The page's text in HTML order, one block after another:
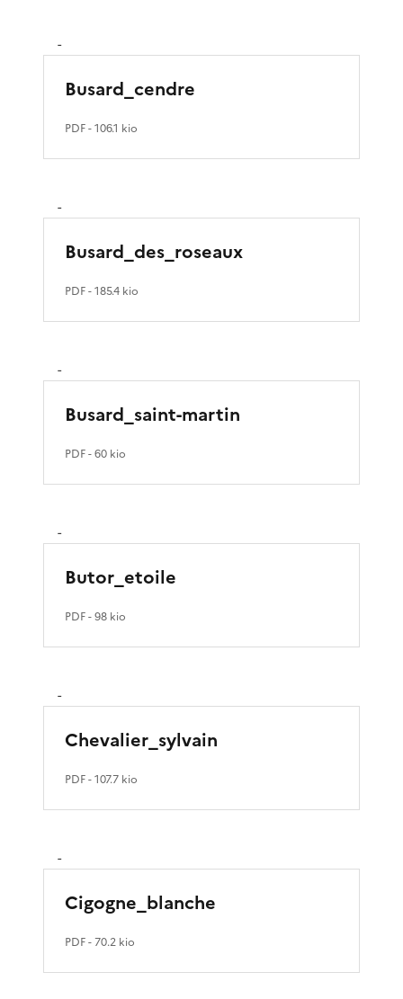
-
Busard_cendre
PDF- 106.1 kio
-
Busard_des_roseaux
PDF- 185.4 kio
-
Busard_saint-martin
PDF- 60 kio
-
Butor_etoile
PDF- 98 kio
-
Chevalier_sylvain
PDF- 107.7 kio
-
Cigogne_blanche
PDF- 70.2 kio